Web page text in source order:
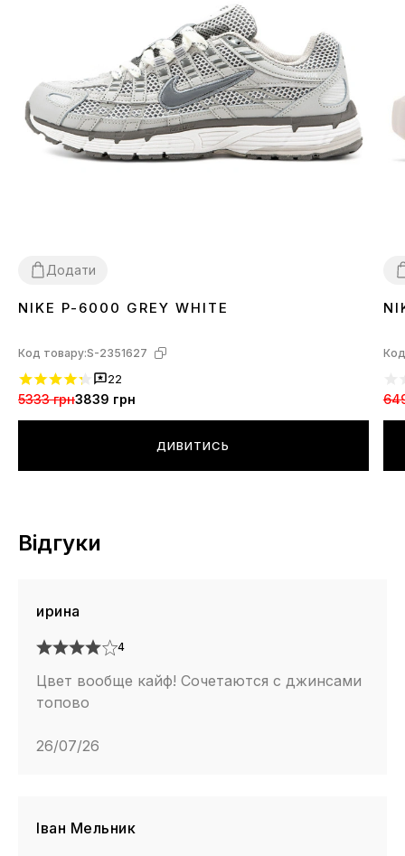
Додати
3637 38 3940 41 424344 45
NIKE P-6000 GREY WHITE
Код товару:S-2351627
22
5333 грн3839 грн
ДИВИТИСЬ
Відгуки
ирина
4
Цвет вообще кайф! Сочетаются с джинсами
топово
26/07/26
Іван Мельник